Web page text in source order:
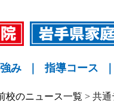
み 指導コース
小学生指導
中学生指導
高校生指導
KATEKYO
校のニュース一覧 > 共通